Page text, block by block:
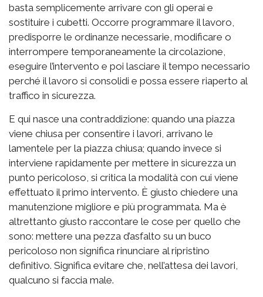
basta semplicemente arrivare con gli operai e
sostituire i cubetti. Occorre programmare il lavoro,
predisporre le ordinanze necessarie, modificare o
interrompere temporaneamente la circolazione,
eseguire l’intervento e poi lasciare il tempo necessario
perché il lavoro si consolidi e possa essere riaperto al
traffico in sicurezza.
E qui nasce una contraddizione: quando una piazza
viene chiusa per consentire i lavori, arrivano le
lamentele per la piazza chiusa; quando invece si
interviene rapidamente per mettere in sicurezza un
punto pericoloso, si critica la modalità con cui viene
effettuato il primo intervento. È giusto chiedere una
manutenzione migliore e più programmata. Ma è
altrettanto giusto raccontare le cose per quello che
sono: mettere una pezza d’asfalto su un buco
pericoloso non significa rinunciare al ripristino
definitivo. Significa evitare che, nell’attesa dei lavori,
qualcuno si faccia male.